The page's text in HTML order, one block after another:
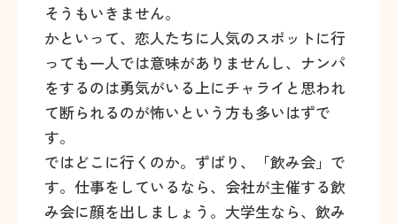
そうもいきません。
かといって、恋人たちに人気のスポットに行
っても一人では意味がありませんし、ナンパ
をするのは勇気がいる上にチャライと思われ
て断られるのが怖いという方も多いはずで
す。
ではどこに行くのか。ずばり、「飲み会」で
す。仕事をしているなら、会社が主催する飲
み会に顔を出しましょう。大学生なら、飲み